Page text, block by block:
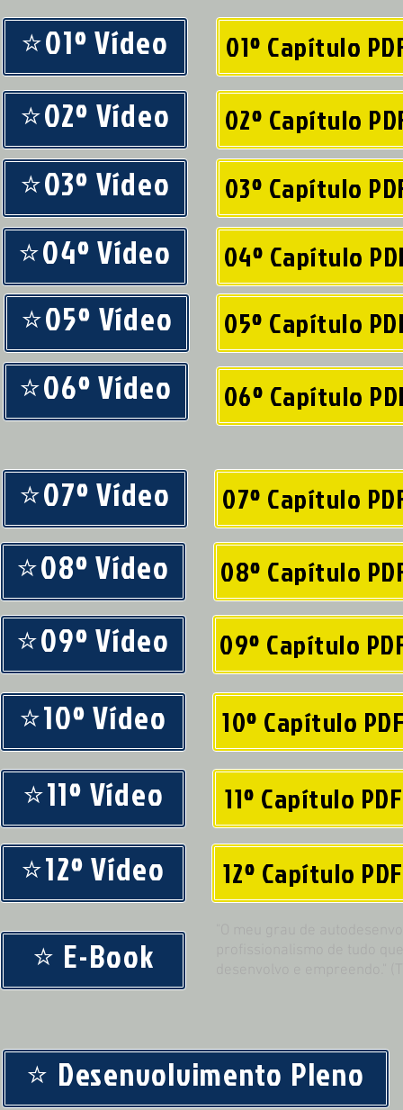
⭐01º Vídeo
⭐02º Vídeo
⭐03º Vídeo
⭐04º Vídeo
⭐05º Vídeo
⭐06º Vídeo
01º Capítulo
02º Capítulo
03º Capítulo
04º Capítulo
05º Capítulo
06º Capítulo
⭐07º Vídeo
⭐08º Vídeo
⭐09º Vídeo
07º Capítulo
08º Capítulo
09º Capítulo
⭐10º Vídeo
⭐11º Vídeo
10º Capítulo
11º Capítulo PDF
⭐12º Vídeo 12º Capítulo PDF
⭐ E-Book
⭐ Desenvolvimento Pleno